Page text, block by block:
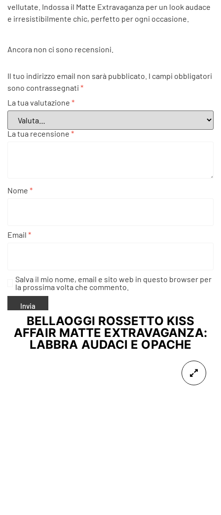
vellutate. Indossa il Matte Extravaganza per un look audace
e irresistibilmente chic, perfetto per ogni occasione.
Ancora non ci sono recensioni.
Il tuo indirizzo email non sarà pubblicato. I campi obbligatori
sono contrassegnati *
La tua valutazione *
La tua recensione *
Nome *
Email *
Salva il mio nome, email e sito web in questo browser per
la prossima volta che commento.
BELLAOGGI ROSSETTO KISS
AFFAIR MATTE EXTRAVAGANZA:
LABBRA AUDACI E OPACHE